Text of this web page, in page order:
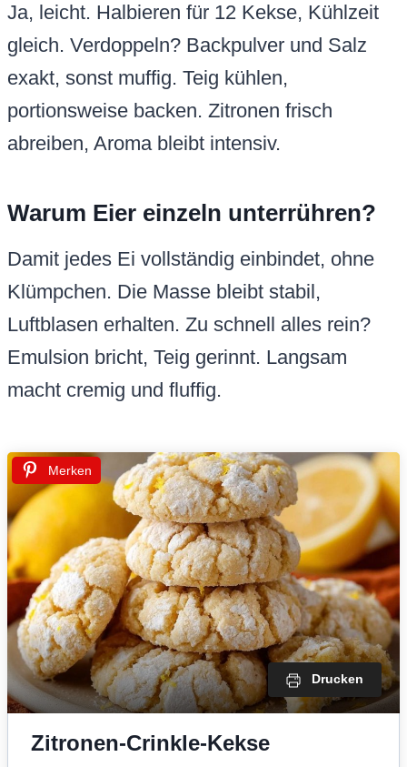
Ja, leicht. Halbieren für 12 Kekse, Kühlzeit
gleich. Verdoppeln? Backpulver und Salz
exakt, sonst muffig. Teig kühlen,
portionsweise backen. Zitronen frisch
abreiben, Aroma bleibt intensiv.
Warum Eier einzeln unterrühren?
Damit jedes Ei vollständig einbindet, ohne
Klümpchen. Die Masse bleibt stabil,
Luftblasen erhalten. Zu schnell alles rein?
Emulsion bricht, Teig gerinnt. Langsam
macht cremig und fluffig.
Merken
Drucken
Zitronen-Crinkle-Kekse